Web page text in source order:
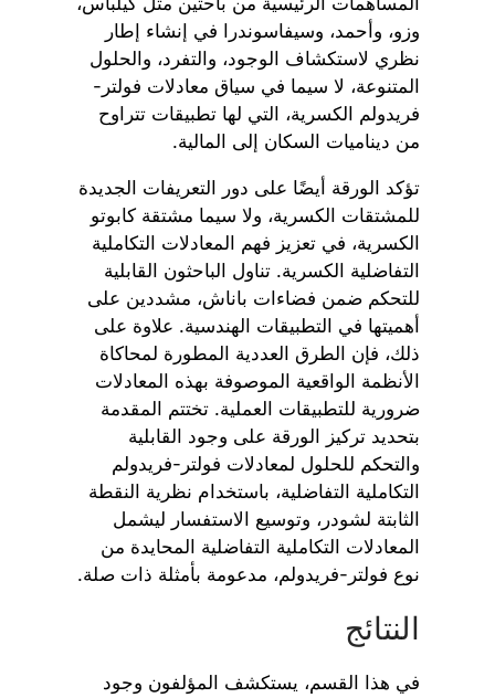
وزو، وأحمد، وسيفاسوندرا في إنشاء إطار
نظري لاستكشاف الوجود، والتفرد، والحلول
المتنوعة، لا سيما في سياق معادلات فولتر-
فريدولم الكسرية، التي لها تطبيقات تتراوح
من ديناميات السكان إلى المالية.
تؤكد الورقة أيضًا على دور التعريفات الجديدة
للمشتقات الكسرية، ولا سيما مشتقة كابوتو
الكسرية، في تعزيز فهم المعادلات التكاملية
التفاضلية الكسرية. تناول الباحثون القابلية
للتحكم ضمن فضاءات باناش، مشددين على
أهميتها في التطبيقات الهندسية. علاوة على
ذلك، فإن الطرق العددية المطورة لمحاكاة
الأنظمة الواقعية الموصوفة بهذه المعادلات
ضرورية للتطبيقات العملية. تختتم المقدمة
بتحديد تركيز الورقة على وجود القابلية
والتحكم للحلول لمعادلات فولتر-فريدولم
التكاملية التفاضلية، باستخدام نظرية النقطة
الثابتة لشودر، وتوسيع الاستفسار ليشمل
المعادلات التكاملية التفاضلية المحايدة من
نوع فولتر-فريدولم، مدعومة بأمثلة ذات صلة.
النتائج
في هذا القسم، يستكشف المؤلفون وجود